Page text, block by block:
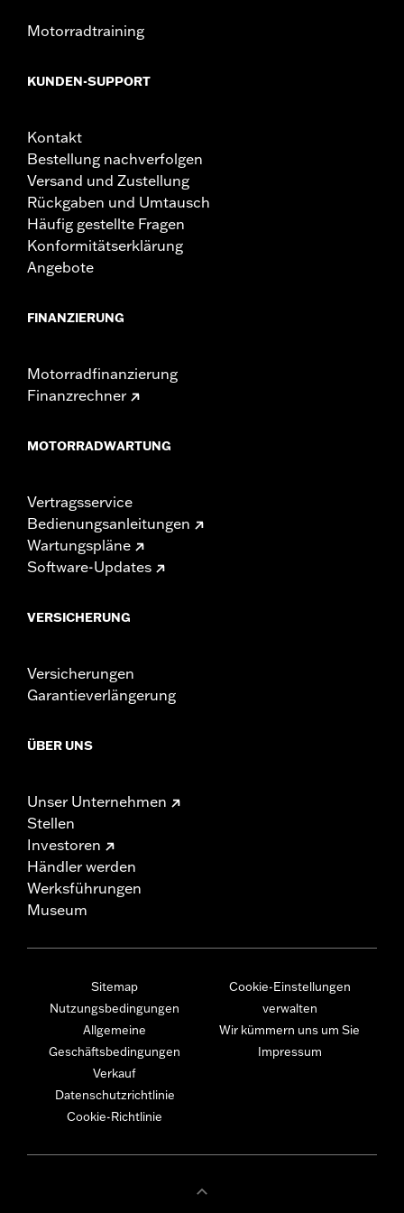
Motorradtraining
KUNDEN-SUPPORT
Kontakt
Bestellung nachverfolgen
Versand und Zustellung
Rückgaben und Umtausch
Häufig gestellte Fragen
Konformitätserklärung
Angebote
FINANZIERUNG
Motorradfinanzierung
Finanzrechner
MOTORRADWARTUNG
Vertragsservice
Bedienungsanleitungen
Wartungspläne
Software-Updates
VERSICHERUNG
Versicherungen
Garantieverlängerung
ÜBER UNS
Unser Unternehmen
Stellen
Investoren
Händler werden
Werksführungen
Museum
Sitemap
Nutzungsbedingungen
Allgemeine
Geschäftsbedingungen
Verkauf
Datenschutzrichtlinie
Cookie-Richtlinie
Cookie-Einstellungen
verwalten
Wir kümmern uns um Sie
Impressum